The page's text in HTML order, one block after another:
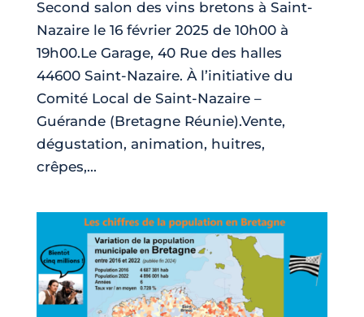
Second salon des vins bretons à Saint-
Nazaire le 16 février 2025 de 10h00 à
19h00.Le Garage, 40 Rue des halles
44600 Saint-Nazaire. À l’initiative du
Comité Local de Saint-Nazaire –
Guérande (Bretagne Réunie).Vente,
dégustation, animation, huitres,
crêpes,...